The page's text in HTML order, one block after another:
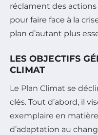
réclament des
pour faire face à la
plan d’autant plus
LES OBJECTIFS
CLIMAT
Le Plan Climat se
clés. Tout d’abord, il
exemplaire en
d’adaptation au